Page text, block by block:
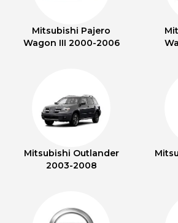
Mitsubishi Pajero
Wagon III 2000-2006
Mitsubishi Outlander
2003-2008